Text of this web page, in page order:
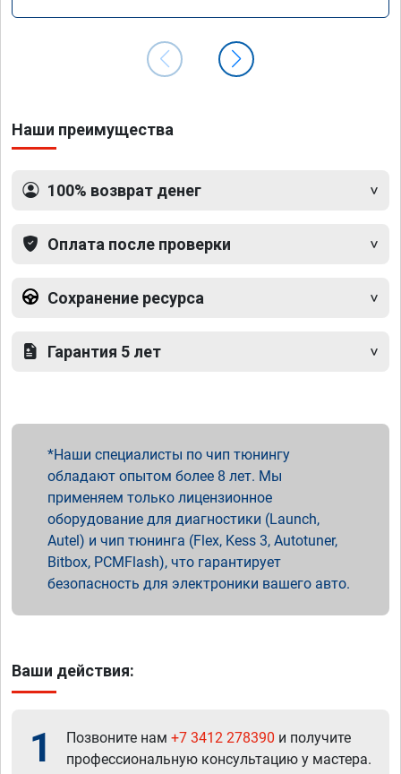
Наши преимущества
100% возврат денег
Оплата после проверки
Сохранение ресурса
Гарантия 5 лет
Наши специалисты по чип тюнингу
обладают опытом более 8 лет. Мы
применяем только лицензионное
оборудование для диагностики (Launch,
Autel) и чип тюнинга (Flex, Kess 3, Autotuner,
Bitbox, PCMFlash), что гарантирует
безопасность для электроники вашего авто.
Ваши действия:
1 Позвоните нам +7 3412 278390 и получите
профессиональную консультацию у мастера.